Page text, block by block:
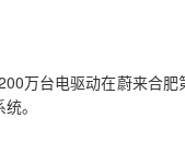
万台电驱动在蔚来合
。